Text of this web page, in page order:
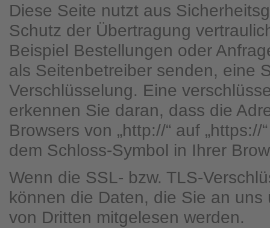
Diese Seite nutzt aus
Schutz der Übertragung
Beispiel Bestellungen oder
als Seitenbetreiber senden, eine
Verschlüsselung. Eine
erkennen Sie daran, dass die
Browsers von „http://“ auf
dem Schloss-Symbol in Ihrer
Wenn die SSL- bzw. TLS-
können die Daten, die Sie an uns
von Dritten mitgelesen werden.